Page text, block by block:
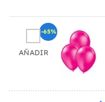
AÑADIR
-65%